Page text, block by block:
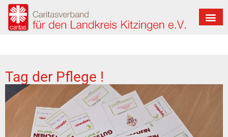
Tag der Pflege !